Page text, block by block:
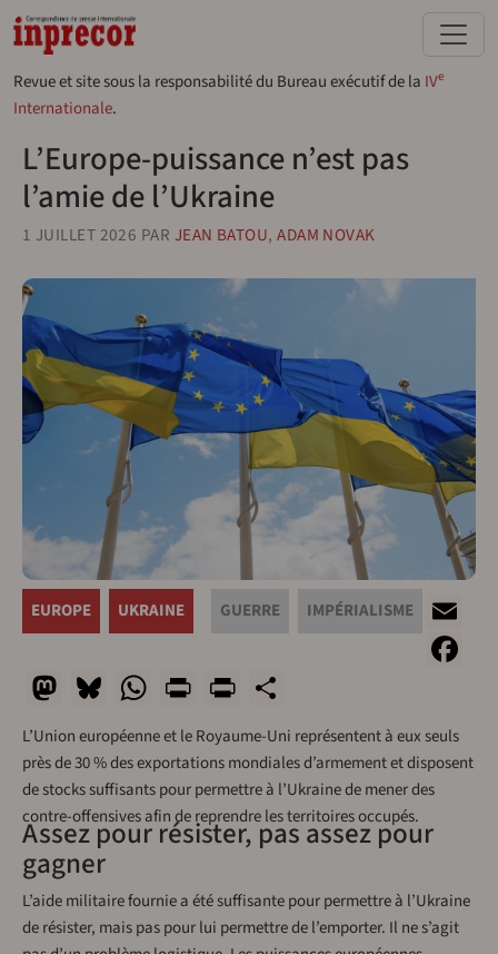
Aller au contenu principal
Revue et site sous la responsabilité du Bureau exécutif de la IVe
Internationale.
L’Europe-puissance n’est pas
l’amie de l’Ukraine
1 JUILLET 2026 PAR JEAN BATOU,ADAM NOVAK
EUROPE UKRAINE GUERRE IMPÉRIALISME
Mastodon
Bluesky
WhatsApp
PrintPrintFriendly
L’Union européenne et le Royaume-Uni représentent à eux seuls
près de 30 % des exportations mondiales d’armement et disposent
de stocks suffisants pour permettre à l’Ukraine de mener des
contre-offensives afin de reprendre les territoires occupés.
Assez pour résister, pas assez pour
gagner
L’aide militaire fournie a été suffisante pour permettre à l’Ukraine
de résister, mais pas pour lui permettre de l’emporter. Il ne s’agit